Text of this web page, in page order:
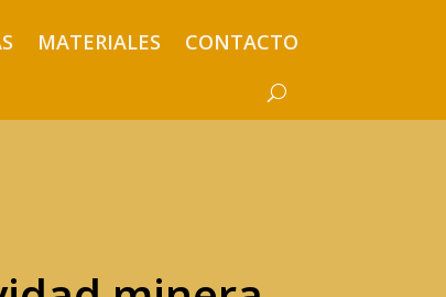
MATERIALES CONTACTO